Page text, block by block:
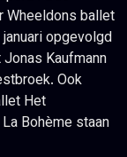
Wheeldons ballet
opgevolgd
Jonas Kaufmann
Ook
Het
Bohème staan